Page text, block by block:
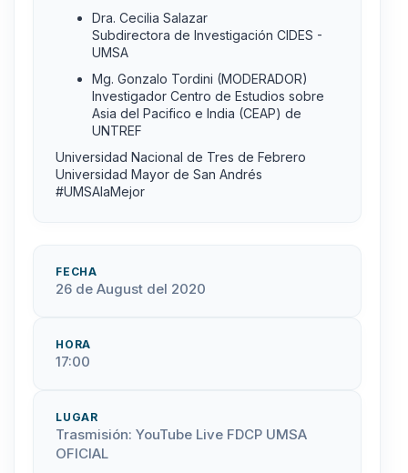
Dra. Cecilia Salazar
Subdirectora de Investigación CIDES -
UMSA
Mg. Gonzalo Tordini (MODERADOR)
Investigador Centro de Estudios sobre
Asia del Pacifico e India (CEAP) de
UNTREF
Universidad Nacional de Tres de Febrero
Universidad Mayor de San Andrés
#UMSAlaMejor
FECHA
26 de August del 2020
HORA
17:00
LUGAR
Trasmisión: YouTube Live FDCP UMSA
OFICIAL